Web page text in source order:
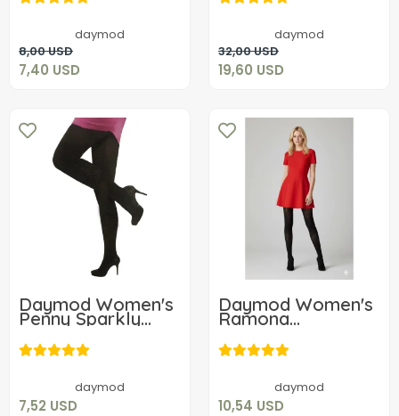
daymod
8,00 USD
7,40 USD
7,40 USD
Add to cart
daymod
32,00 USD
19,60 USD
19,60 USD
Add to cart
Daymod Women's
Penny Sparkly
Micro Patterned
Tights
daymod
7,52 USD
7,52 USD
Daymod Women's
Ramona
Pantyhose
daymod
10,54 USD
10,54 USD